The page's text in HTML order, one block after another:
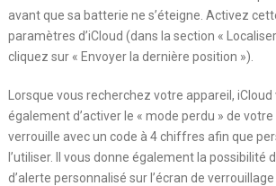
avant que sa batterie ne s’éteigne. Activez
paramètres d’iCloud (dans la section «
cliquez sur « Envoyer la dernière position »).
Lorsque vous recherchez votre appareil,
également d’activer le « mode perdu » de votre
verrouille avec un code à 4 chiffres afin que
l’utiliser. Il vous donne également la possibilité
d’alerte personnalisé sur l’écran de